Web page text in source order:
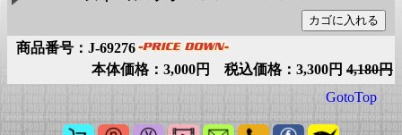
商品番号：J-69276
本体価格：3,000円 税込価格：3,300円 4,180円
GotoTop